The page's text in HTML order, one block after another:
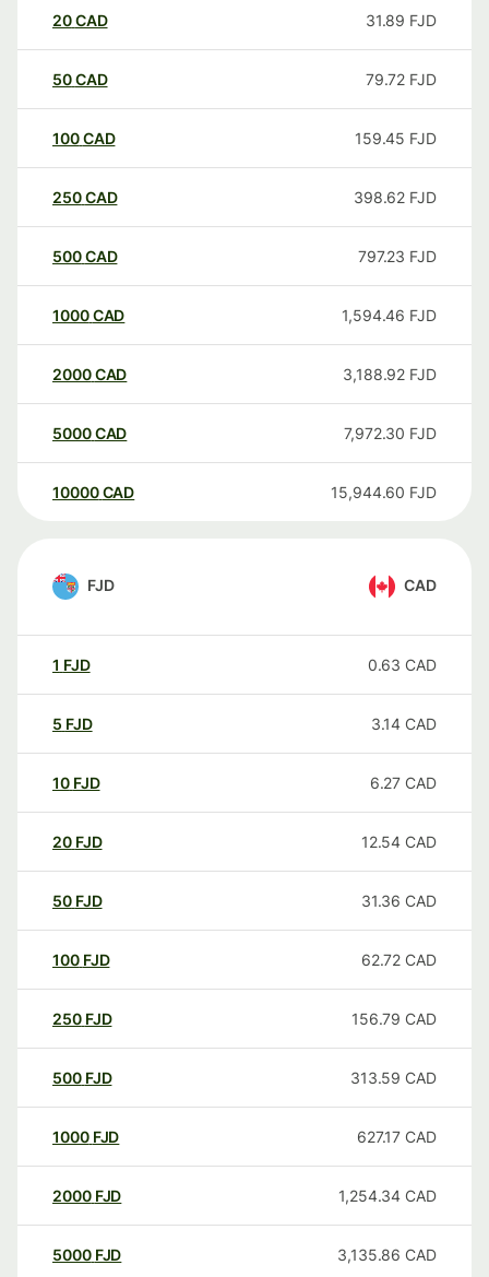
20CAD 31.89 FJD
50CAD 79.72 FJD
100CAD 159.45 FJD
250CAD 398.62 FJD
500CAD 797.23 FJD
1000CAD 1,594.46 FJD
2000CAD 3,188.92 FJD
5000CAD 7,972.30 FJD
10000 CAD 15,944.60 FJD
FJD CAD
1 FJD 0.63 CAD
5 FJD 3.14 CAD
10 FJD 6.27 CAD
20 FJD 12.54 CAD
50 FJD 31.36 CAD
100 FJD 62.72 CAD
250 FJD 156.79 CAD
500 FJD 313.59 CAD
1000 FJD 627.17 CAD
2000 FJD 1,254.34 CAD
5000 FJD 3,135.86 CAD